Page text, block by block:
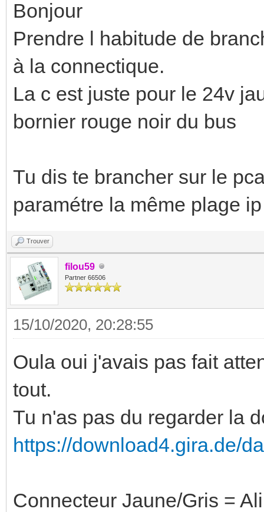
Bonjour
Prendre l habitude de
à la connectique.
La c est juste pour le 24v
bornier rouge noir du bus
Tu dis te brancher sur le
paramétre la même plage
Trouver
filou59
Partner 66506
15/10/2020, 20:28:55
Oula oui j'avais pas fait
tout.
Tu n'as pas du regarder la
https://download4.gira.de/
Connecteur Jaune/Gris =